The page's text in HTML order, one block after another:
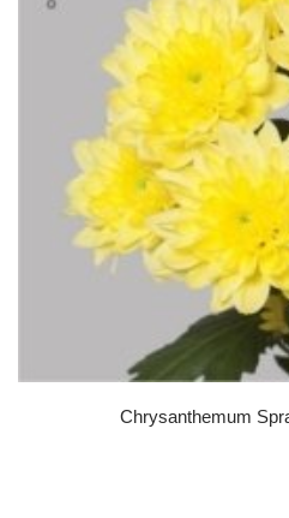
Chrysanthemum